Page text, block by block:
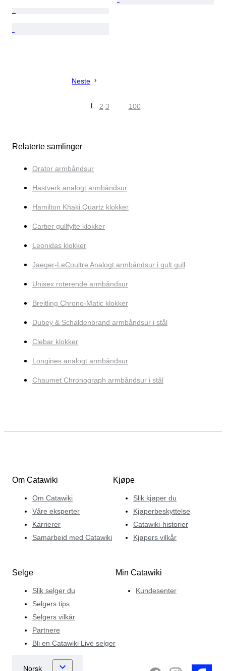
Neste
1 2 3 … 100
Relaterte samlinger
Orator armbåndsur
Hastverk analogt armbåndsur
Hamilton Khaki Quartz klokker
Cartier gullfylte klokker
Leonidas klokker
Jaeger-LeCoultre Analogt armbåndsur i gult gull
Unisex roterende armbåndsur
Breitling Chrono-Matic klokker
Dubey & Schaldenbrand armbåndsur i stål
Clebar klokker
Longines analogt armbåndsur
Chaumet Chronograph armbåndsur i stål
Om Catawiki
Om Catawiki
Våre eksperter
Karrierer
Samarbeid med Catawiki
Kjøpe
Slik kjøper du
Kjøperbeskyttelse
Catawiki-historier
Kjøpers vilkår
Selge
Slik selger du
Selgers tips
Selgers vilkår
Partnere
Bli en Catawiki Live selger
Min Catawiki
Kundesenter